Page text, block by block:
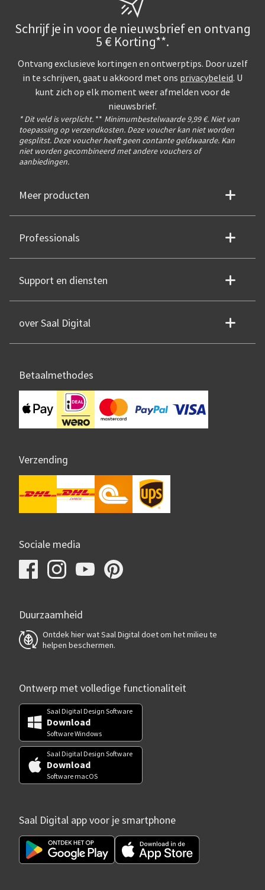
Schrijf je in voor de nieuwsbrief en ontvang
5 € Korting**.
Ontvang exclusieve kortingen en ontwerptips. Door uzelf
in te schrijven, gaat u akkoord met ons privacybeleid. U
kunt zich op elk moment weer afmelden voor de
nieuwsbrief.
* Dit veld is verplicht. ** Minimumbestelwaarde 9,99 €. Niet van
toepassing op verzendkosten. Deze voucher kan niet worden
gesplitst. Deze voucher heeft geen contante geldwaarde. Kan
niet worden gecombineerd met andere vouchers of
aanbiedingen.
Meer producten
Professionals
Support en diensten
over Saal Digital
Betaalmethodes
Verzending
Sociale media
Duurzaamheid
Ontdek hier wat Saal Digital doet om het milieu te
helpen beschermen.
Ontwerp met volledige functionaliteit
Saal Digital Design Software
Download
Software Windows
Saal Digital Design Software
Download
Software macOS
Saal Digital app voor je smartphone